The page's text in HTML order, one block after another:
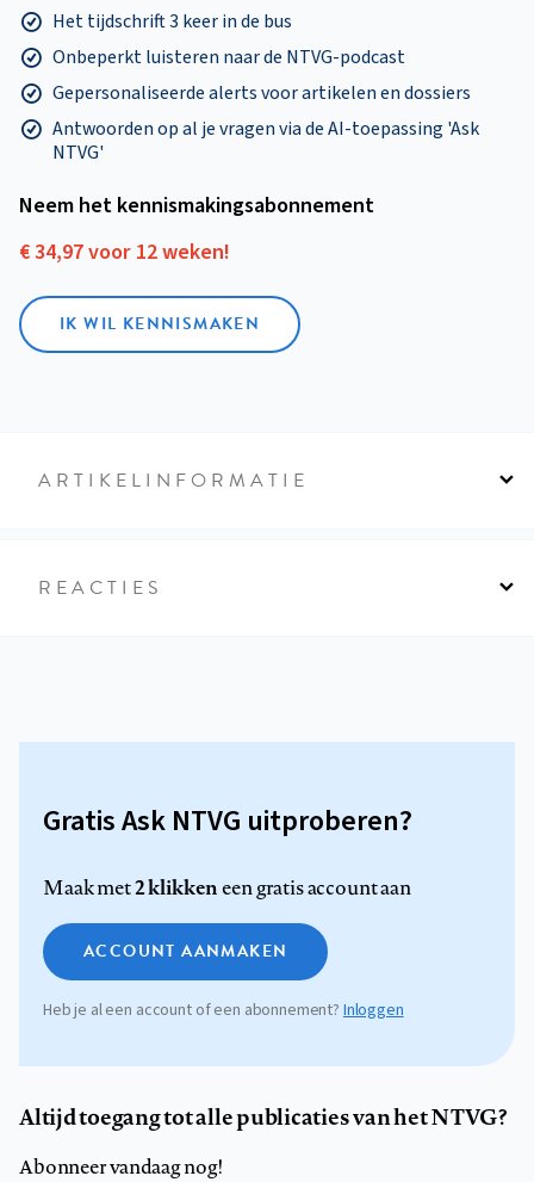
Het tijdschrift 3 keer in de bus
Onbeperkt luisteren naar de NTVG-podcast
Gepersonaliseerde alerts voor artikelen en dossiers
Antwoorden op al je vragen via de AI-toepassing 'Ask
NTVG'
Neem het kennismakings­abonnement
€ 34,97 voor 12 weken!
IK WIL KENNISMAKEN
ARTIKELINFORMATIE
REACTIES
Gratis Ask NTVG uitproberen?
Maak met2 klikkeneen gratis account aan
ACCOUNT AANMAKEN
Heb je al een account of een abonnement?Inloggen
Altijd toegang tot alle publicaties van het NTVG?
Abonneer vandaag nog!